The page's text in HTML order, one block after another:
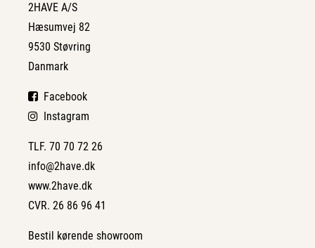
2HAVE A/S
Hæsumvej 82
9530 Støvring
Danmark
Facebook
Instagram
TLF. 70 70 72 26
info@2have.dk
www.2have.dk
CVR. 26 86 96 41
Bestil kørende showroom